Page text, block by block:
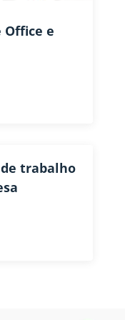
e
trabalho